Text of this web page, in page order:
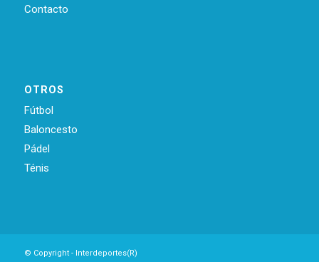
Contacto
OTROS
Fútbol
Baloncesto
Pádel
Ténis
© Copyright - Interdeportes(R)